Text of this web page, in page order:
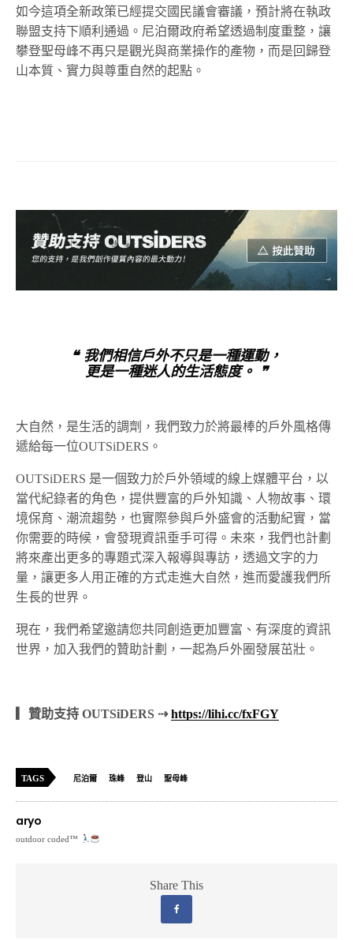
如今這項全新政策已經提交國民議會審議，預計將在執政
聯盟支持下順利通過。尼泊爾政府希望透過制度重整，讓
攀登聖母峰不再只是觀光與商業操作的產物，而是回歸登
山本質、實力與尊重自然的起點。
❝ 我們相信戶外不只是一種運動，
更是一種迷人的生活態度。 ❞
大自然，是生活的調劑，我們致力於將最棒的戶外風格傳
遞給每一位OUTSiDERS。
OUTSiDERS 是一個致力於戶外領域的線上媒體平台，以
當代紀錄者的角色，提供豐富的戶外知識、人物故事、環
境保育、潮流趨勢，也實際參與戶外盛會的活動紀實，當
你需要的時候，會發現資訊垂手可得。未來，我們也計劃
將來產出更多的專題式深入報導與專訪，透過文字的力
量，讓更多人用正確的方式走進大自然，進而愛護我們所
生長的世界。
現在，我們希望邀請您共同創造更加豐富、有深度的資訊
世界，加入我們的贊助計劃，一起為戶外圈發展茁壯。
▎贊助支持 OUTSiDERS ⇢https://lihi.cc/fxFGY
TAGS 尼泊爾 珠峰 登山 聖母峰
aryo
outdoor coded™
Share This